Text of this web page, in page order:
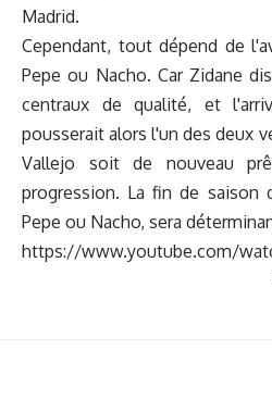
Madrid.
Cependant, tout dépend de
Pepe ou Nacho. Car Zidane
centraux de qualité, et
pousserait alors l'un des deux
Vallejo soit de nouveau
progression. La fin de saison
Pepe ou Nacho, sera
https://www.youtube.com/